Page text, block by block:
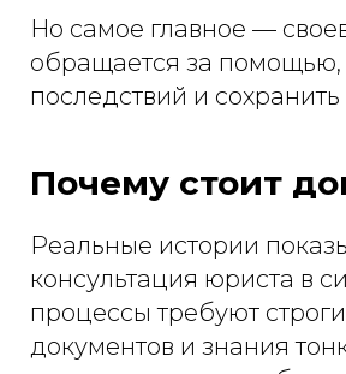
Но самое главное —
обращается за
последствий и
Почему стоит
Реальные истории
консультация юриста в
процессы требуют
документов и знания